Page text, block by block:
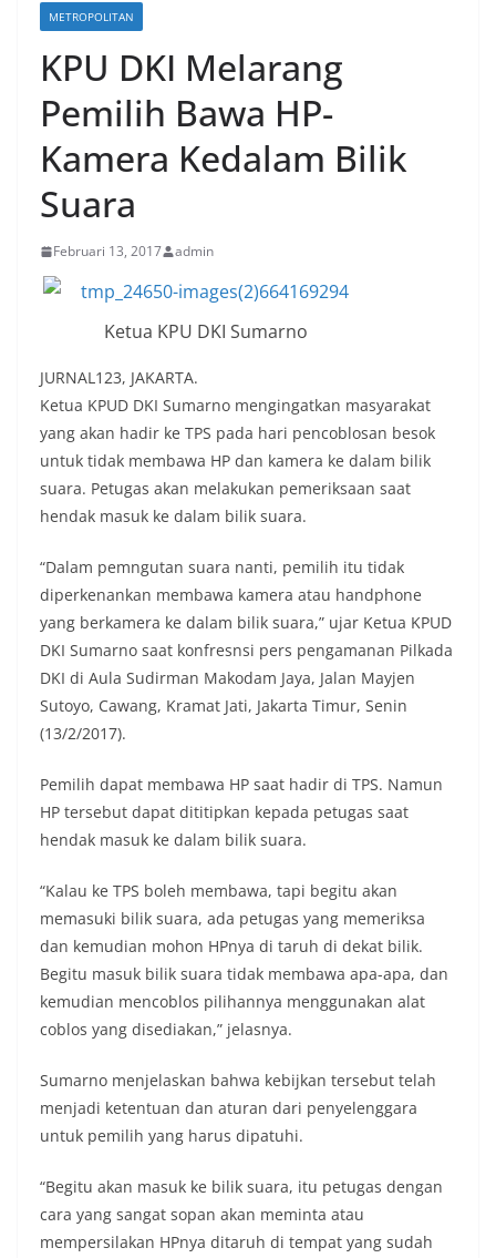
METROPOLITAN
KPU DKI Melarang
Pemilih Bawa HP-
Kamera Kedalam Bilik
Suara
Februari 13, 2017 admin
Ketua KPU DKI Sumarno
JURNAL123, JAKARTA.
Ketua KPUD DKI Sumarno mengingatkan masyarakat
yang akan hadir ke TPS pada hari pencoblosan besok
untuk tidak membawa HP dan kamera ke dalam bilik
suara. Petugas akan melakukan pemeriksaan saat
hendak masuk ke dalam bilik suara.
“Dalam pemngutan suara nanti, pemilih itu tidak
diperkenankan membawa kamera atau handphone
yang berkamera ke dalam bilik suara,” ujar Ketua KPUD
DKI Sumarno saat konfresnsi pers pengamanan Pilkada
DKI di Aula Sudirman Makodam Jaya, Jalan Mayjen
Sutoyo, Cawang, Kramat Jati, Jakarta Timur, Senin
(13/2/2017).
Pemilih dapat membawa HP saat hadir di TPS. Namun
HP tersebut dapat dititipkan kepada petugas saat
hendak masuk ke dalam bilik suara.
“Kalau ke TPS boleh membawa, tapi begitu akan
memasuki bilik suara, ada petugas yang memeriksa
dan kemudian mohon HPnya di taruh di dekat bilik.
Begitu masuk bilik suara tidak membawa apa-apa, dan
kemudian mencoblos pilihannya menggunakan alat
coblos yang disediakan,” jelasnya.
Sumarno menjelaskan bahwa kebijkan tersebut telah
menjadi ketentuan dan aturan dari penyelenggara
untuk pemilih yang harus dipatuhi.
“Begitu akan masuk ke bilik suara, itu petugas dengan
cara yang sangat sopan akan meminta atau
mempersilakan HPnya ditaruh di tempat yang sudah